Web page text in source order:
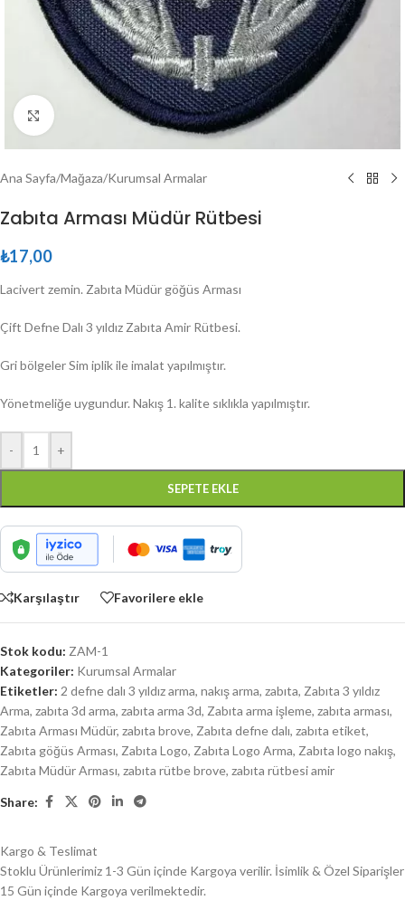
Büyütmek için tıklayın
Ana Sayfa/Mağaza/Kurumsal Armalar
Zabıta Arması Müdür Rütbesi
₺17,00
Lacivert zemin. Zabıta Müdür göğüs Arması
Çift Defne Dalı 3 yıldız Zabıta Amir Rütbesi.
Gri bölgeler Sim iplik ile imalat yapılmıştır.
Yönetmeliğe uygundur. Nakış 1. kalite sıklıkla yapılmıştır.
- +
SEPETE EKLE
Karşılaştır Favorilere ekle
Stok kodu: ZAM-1
Kategoriler: Kurumsal Armalar
Etiketler: 2 defne dalı 3 yıldız arma, nakış arma, zabıta, Zabıta 3 yıldız
Arma, zabıta 3d arma, zabıta arma 3d, Zabıta arma işleme, zabıta arması,
Zabıta Arması Müdür, zabıta brove, Zabıta defne dalı, zabıta etiket,
Zabıta göğüs Arması, Zabıta Logo, Zabıta Logo Arma, Zabıta logo nakış,
Zabıta Müdür Arması, zabıta rütbe brove, zabıta rütbesi amir
Share:
Kargo & Teslimat
Stoklu Ürünlerimiz 1-3 Gün içinde Kargoya verilir. İsimlik & Özel Siparişler
15 Gün içinde Kargoya verilmektedir.